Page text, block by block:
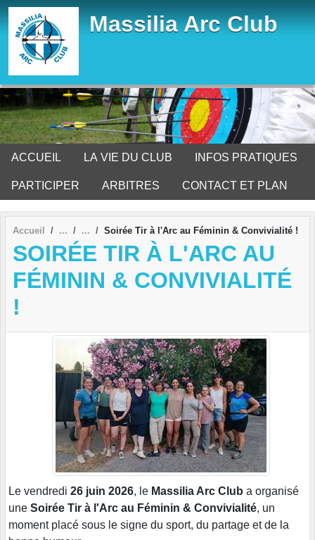
Massilia Arc Club
ACCUEIL LA VIE DU CLUB INFOS PRATIQUES
PARTICIPER ARBITRES CONTACT ET PLAN
Accueil Soirée Tir à l'Arc au Féminin & Convivialité !
SOIRÉE TIR À L'ARC AU
FÉMININ & CONVIVIALITÉ
!
Le vendredi 26 juin 2026, le Massilia Arc Club a organisé
une Soirée Tir à l'Arc au Féminin & Convivialité, un
moment placé sous le signe du sport, du partage et de la
Panneau de gestion des cookies